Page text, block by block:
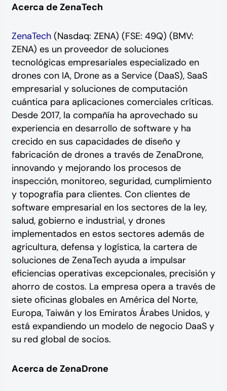
Acerca de ZenaTech
ZenaTech(Nasdaq: ZENA) (FSE: 49Q) (BMV:
ZENA) es un proveedor de soluciones
tecnológicas empresariales especializado en
drones con IA, Drone as a Service (DaaS), SaaS
empresarial y soluciones de computación
cuántica para aplicaciones comerciales críticas.
Desde 2017, la compañía ha aprovechado su
experiencia en desarrollo de software y ha
crecido en sus capacidades de diseño y
fabricación de drones a través de ZenaDrone,
innovando y mejorando los procesos de
inspección, monitoreo, seguridad, cumplimiento
y topografía para clientes. Con clientes de
software empresarial en los sectores de la ley,
salud, gobierno e industrial, y drones
implementados en estos sectores además de
agricultura, defensa y logística, la cartera de
soluciones de ZenaTech ayuda a impulsar
eficiencias operativas excepcionales, precisión y
ahorro de costos. La empresa opera a través de
siete oficinas globales en América del Norte,
Europa, Taiwán y los Emiratos Árabes Unidos, y
está expandiendo un modelo de negocio DaaS y
su red global de socios.
Acerca de ZenaDrone